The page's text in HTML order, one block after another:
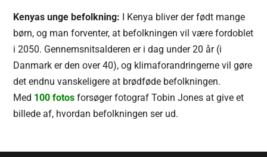
Kenyas unge befolkning: I Kenya bliver der født mange
børn, og man forventer, at befolkningen vil være fordoblet
i 2050. Gennemsnitsalderen er i dag under 20 år (i
Danmark er den over 40), og klimaforandringerne vil gøre
det endnu vanskeligere at brødføde befolkningen.
Med 100 fotos forsøger fotograf Tobin Jones at give et
billede af, hvordan befolkningen ser ud.